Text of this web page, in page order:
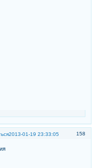
158
2013-01-19 23:33:05